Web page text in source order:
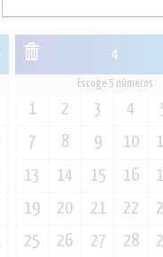
4
Escoge 5 números
1 2 3 4
7
8 9 10
13
14 15 16
19
20 21 22
25
26 27 28